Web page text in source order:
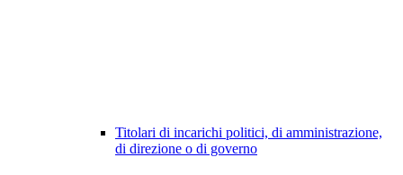
Titolari di incarichi politici, di amministrazione,
di direzione o di governo